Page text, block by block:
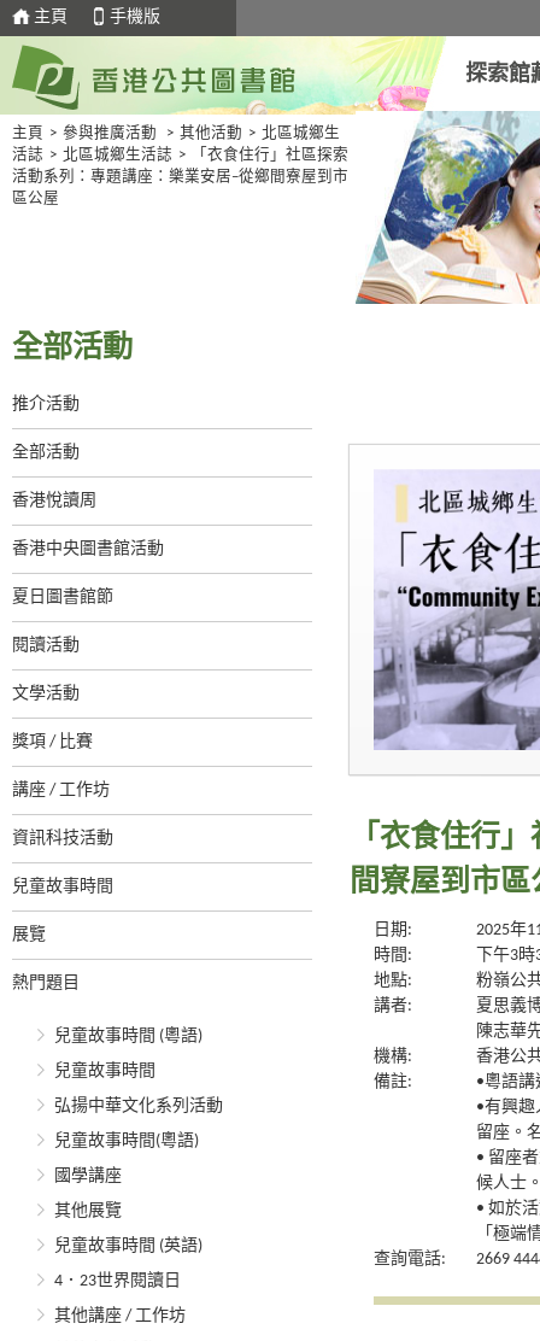
主頁 手機版
探索館
主頁 > 參與推廣活動 > 其他活動 > 北區城鄉生
活誌 > 北區城鄉生活誌 >
「衣食住行」社區探索
活動系列：專題講座：樂業安居–從鄉間寮屋到市
區公屋
全部活動
推介活動
全部活動
香港悅讀周
香港中央圖書館活動
夏日圖書館節
閱讀活動
文學活動
獎項 / 比賽
講座 / 工作坊
資訊科技活動
兒童故事時間
展覽
熱門題目
兒童故事時間 (粵語)
兒童故事時間
弘揚中華文化系列活動
兒童故事時間(粵語)
國學講座
其他展覽
兒童故事時間 (英語)
4．23世界閱讀日
其他講座 / 工作坊
「衣食住行
間寮屋到市區
日期:
2025年
時間:
下午3
地點:
粉嶺公
講者:
夏思義
陳志華
機構:
香港公
備註:
•粵語
•有興
留座。
• 留座
候人士
• 如於
「極端
查詢電話:
2669